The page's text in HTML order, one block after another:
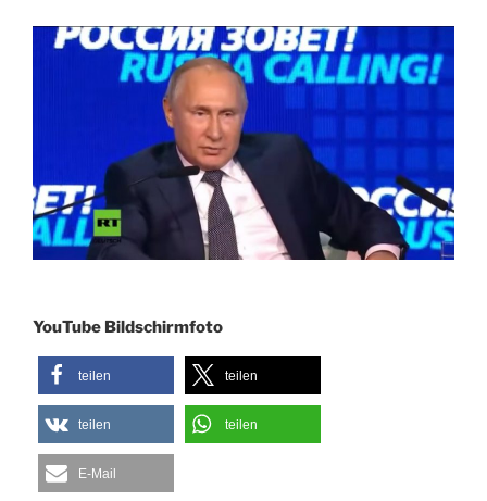
YouTube Bildschirmfoto
teilen teilen
teilen teilen
E-Mail